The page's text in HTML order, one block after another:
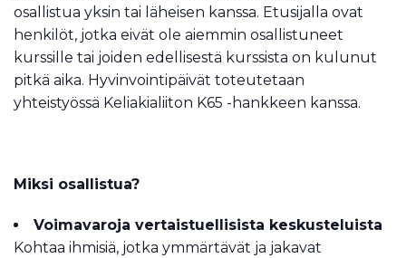
osallistua yksin tai läheisen kanssa. Etusijalla ovat
henkilöt, jotka eivät ole aiemmin osallistuneet
kurssille tai joiden edellisestä kurssista on kulunut
pitkä aika. Hyvinvointipäivät toteutetaan
yhteistyössä Keliakialiiton K65 -hankkeen kanssa.
Miksi osallistua?
Voimavaroja vertaistuellisista keskusteluista
Kohtaa ihmisiä, jotka ymmärtävät ja jakavat